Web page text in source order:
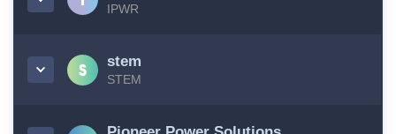
IPWR
stem
STEM